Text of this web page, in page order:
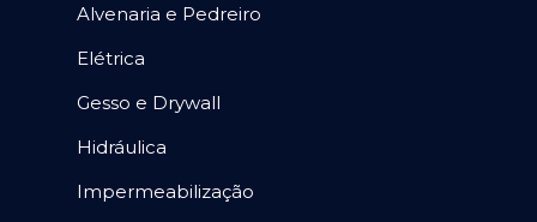
Alvenaria e Pedreiro
Elétrica
Gesso e Drywall
Hidráulica
Impermeabilização